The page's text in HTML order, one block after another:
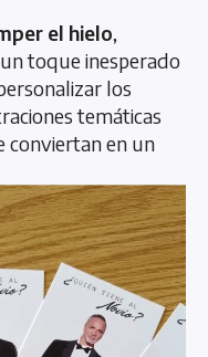
el hielo,
toque inesperado
los
temáticas
conviertan en un